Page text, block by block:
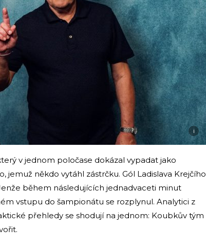
i
v jednom poločase dokázal vypadat jako
jemuž někdo vytáhl zástrčku. Gól Ladislava Krejčího
během následujících jednadvaceti minut
vstupu do šampionátu se rozplynul. Analytici z
přehledy se shodují na jednom: Koubkův tým